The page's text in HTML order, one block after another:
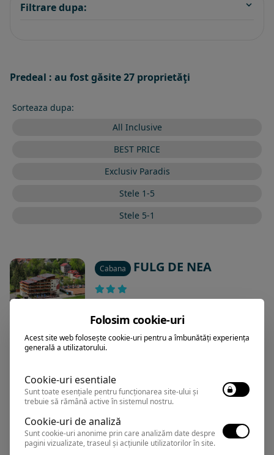
Filtrare dupa:
Predeal : au fost găsite 27 proprietăţi
Sorteaza dupa:
All Inclusive
BEST PRICE
Exclusiv Paradis
Stele 1-5
Stele 5-1
Cabana FULG DE NEA
0374.347.708
Predeal este cea mai nordica statiune de pe Valea Prahovei,
Folosim cookie-uri
Acest site web folosește cookie-uri pentru a îmbunătăți experiența
generală a utilizatorului.
Cookie-uri esentiale
Sunt toate esențiale pentru funcționarea site-ului și
trebuie să rămână active în sistemul nostru.
Cookie-uri de analiză
Sunt cookie-uri anonime prin care analizăm date despre
pagini vizualizate, traseul și acțiunile utilizatorilor în site.